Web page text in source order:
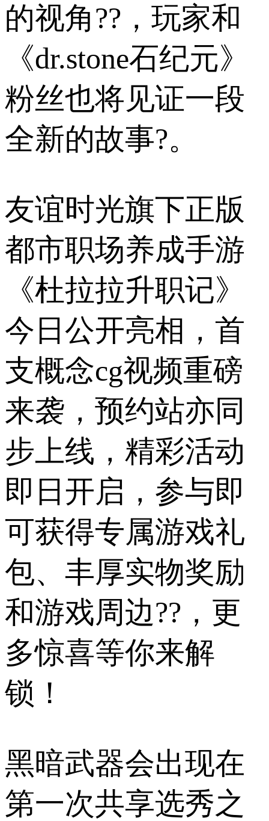
的视角??，玩家和
《dr.stone石纪元》
粉丝也将见证一段
全新的故事?。
友谊时光旗下正版
都市职场养成手游
《杜拉拉升职记》
今日公开亮相，首
支概念cg视频重磅
来袭，预约站亦同
步上线，精彩活动
即日开启，参与即
可获得专属游戏礼
包、丰厚实物奖励
和游戏周边??，更
多惊喜等你来解
锁！
黑暗武器会出现在
第一次共享选秀之